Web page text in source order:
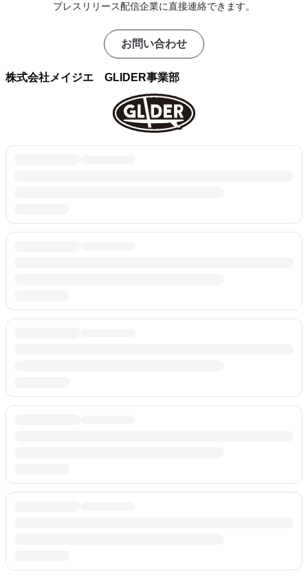
プレスリリース配信企業に直接連絡できます。
お問い合わせ
株式会社メイジエ GLIDER事業部